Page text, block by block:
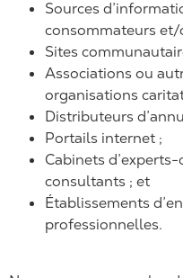
Sources
consommateurs et/
Sites
Associations ou
organisations
Distributeurs
Portails internet ;
Cabinets
consultants ; et
Établissements
professionnelles.